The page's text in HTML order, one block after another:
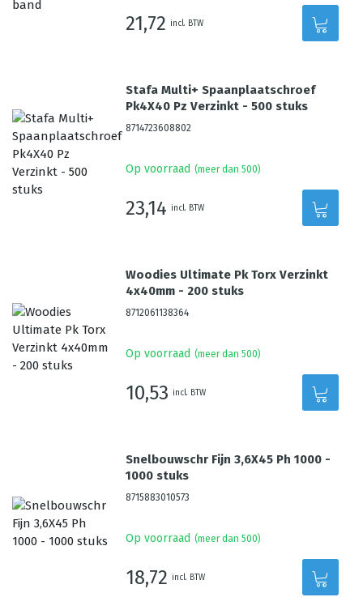
21,72 incl. BTW
Stafa Multi+ Spaanplaatschroef
Pk4X40 Pz Verzinkt - 500 stuks
8714723608802
Op voorraad (meer dan 500)
23,14 incl. BTW
Woodies Ultimate Pk Torx Verzinkt
4x40mm - 200 stuks
8712061138364
Op voorraad (meer dan 500)
10,53 incl. BTW
Snelbouwschr Fijn 3,6X45 Ph 1000 -
1000 stuks
8715883010573
Op voorraad (meer dan 500)
18,72 incl. BTW